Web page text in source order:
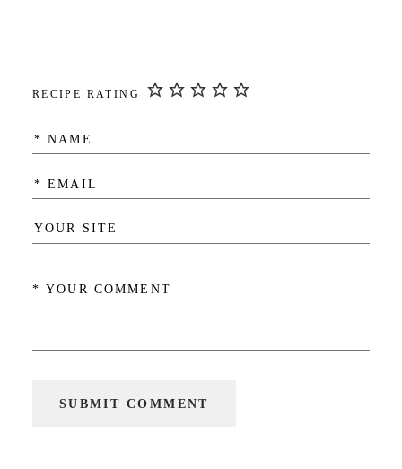
RECIPE RATING